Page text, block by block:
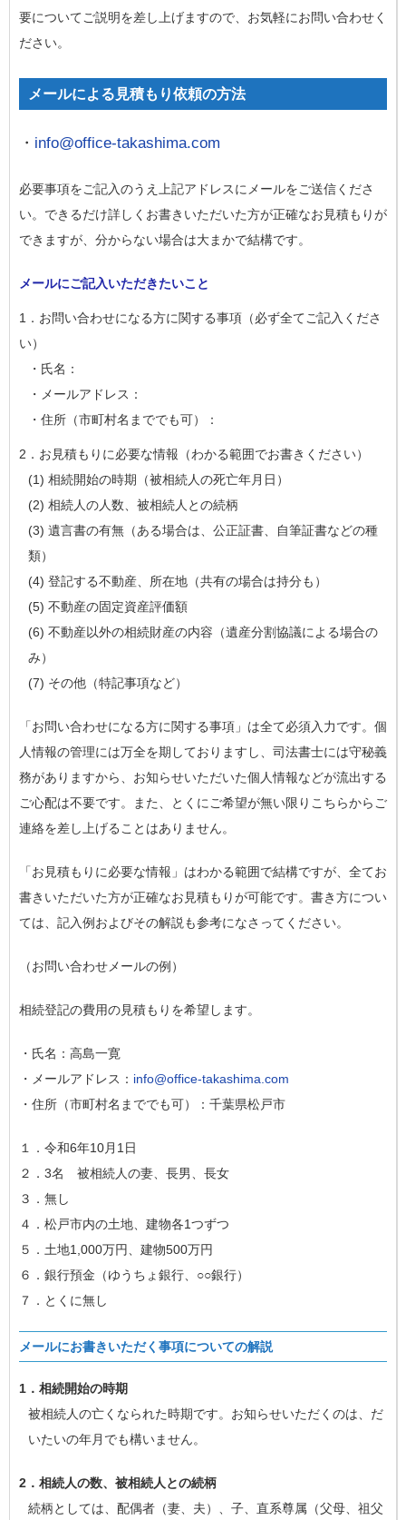
要についてご説明を差し上げますので、お気軽にお問い合わせく
ださい。
メールによる見積もり依頼の方法
・ info@office-takashima.com
必要事項をご記入のうえ上記アドレスにメールをご送信くださ
い。できるだけ詳しくお書きいただいた方が正確なお見積もりが
できますが、分からない場合は大まかで結構です。
メールにご記入いただきたいこと
1．お問い合わせになる方に関する事項（必ず全てご記入くださ
い）
・氏名：
・メールアドレス：
・住所（市町村名まででも可）：
2．お見積もりに必要な情報（わかる範囲でお書きください）
(1) 相続開始の時期（被相続人の死亡年月日）
(2) 相続人の人数、被相続人との続柄
(3) 遺言書の有無（ある場合は、公正証書、自筆証書などの種
類）
(4) 登記する不動産、所在地（共有の場合は持分も）
(5) 不動産の固定資産評価額
(6) 不動産以外の相続財産の内容（遺産分割協議による場合の
み）
(7) その他（特記事項など）
「お問い合わせになる方に関する事項」は全て必須入力です。個
人情報の管理には万全を期しておりますし、司法書士には守秘義
務がありますから、お知らせいただいた個人情報などが流出する
ご心配は不要です。また、とくにご希望が無い限りこちらからご
連絡を差し上げることはありません。
「お見積もりに必要な情報」はわかる範囲で結構ですが、全てお
書きいただいた方が正確なお見積もりが可能です。書き方につい
ては、記入例およびその解説も参考になさってください。
（お問い合わせメールの例）
相続登記の費用の見積もりを希望します。
・氏名：高島一寛
・メールアドレス： info@office-takashima.com
・住所（市町村名まででも可）：千葉県松戸市
１．令和6年10月1日
２．3名 被相続人の妻、長男、長女
３．無し
４．松戸市内の土地、建物各1つずつ
５．土地1,000万円、建物500万円
６．銀行預金（ゆうちょ銀行、○○銀行）
７．とくに無し
メールにお書きいただく事項についての解説
1．相続開始の時期
被相続人の亡くなられた時期です。お知らせいただくのは、だ
いたいの年月でも構いません。
2．相続人の数、被相続人との続柄
続柄としては、配偶者（妻、夫）、子、直系尊属（父母、祖父